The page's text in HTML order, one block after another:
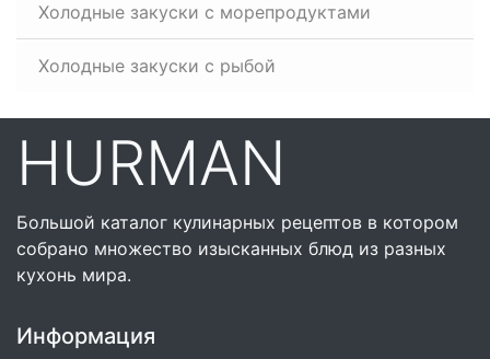
Холодные закуски с морепродуктами
Холодные закуски с рыбой
HURMAN
Большой каталог кулинарных рецептов в котором
собрано множество изысканных блюд из разных
кухонь мира.
Информация